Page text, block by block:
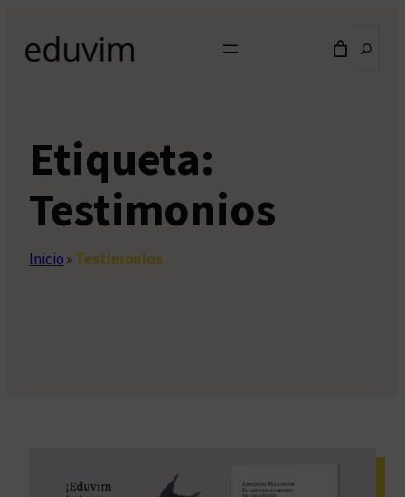
contenido
Etiqueta:
Testimonios
Inicio»Testimonios